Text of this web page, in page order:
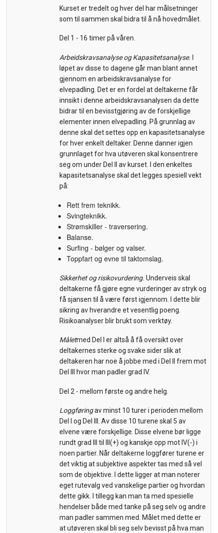
Kurset er tredelt og hver del har målsetninger
som til sammen skal bidra til å nå hovedmålet.
Del 1 - 16 timer på våren.
Arbeidskravsanalyse og Kapasitetsanalyse. I
løpet av disse to dagene går man blant annet
gjennom en arbeidskravsanalyse for
elvepadling. Det er en fordel at deltakerne får
innsikt i denne arbeidskravsanalysen da dette
bidrar til en bevisstgjøring av de forskjellige
elementer innen elvepadling. På grunnlag av
denne skal det settes opp en kapasitetsanalyse
for hver enkelt deltaker. Denne danner igjen
grunnlaget for hva utøveren skal konsentrere
seg om under Del II av kurset. I den enkeltes
kapasitetsanalyse skal det legges spesiell vekt
på:
Rett frem teknikk.
Svingteknikk.
Strømskiller - traversering.
Balanse.
Surfing - bølger og valser.
Toppfart og evne til taktomslag.
Sikkerhet og risikovurdering. Underveis skal
deltakerne få gjøre egne vurderinger av stryk og
få sjansen til å være først igjennom. I dette blir
sikring av hverandre et vesentlig poeng.
Risikoanalyser blir brukt som verktøy.
Måletmed Del I er altså å få oversikt over
deltakernes sterke og svake sider slik at
deltakeren har noe å jobbe med i Del II frem mot
Del III hvor man padler grad IV.
Del 2 - mellom første og andre helg.
Loggføringav minst 10 turer i perioden mellom
Del I og Del III. Av disse 10 turene skal 5 av
elvene være forskjellige. Disse elvene bør ligge
rundt grad III til III(+) og kanskje opp mot IV(-) i
noen partier. Når deltakerne loggfører turene er
det viktig at subjektive aspekter tas med så vel
som de objektive. I dette ligger at man noterer
eget rutevalg ved vanskelige partier og hvordan
dette gikk. I tillegg kan man ta med spesielle
hendelser både med tanke på seg selv og andre
man padler sammen med. Målet med dette er
at utøveren skal bli seg selv bevisst på hva man